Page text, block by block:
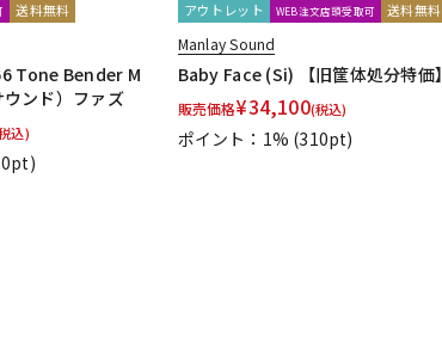
送料無料
Tone Bender M
ンド）ファズ
込)
アウトレット WEB注文店頭受取可 送料無料
Manlay Sound
Baby Face (Si) 【旧筐体処分特価】
販売価格¥34,100(税込)
ポイント：1% (310pt)